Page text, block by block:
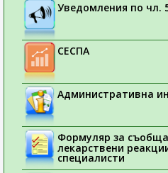
Уведомления по чл.
СЕСПА
Административна
Формуляр за
лекарствени
специалисти